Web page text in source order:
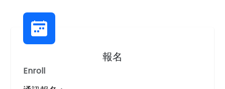
報名
Enroll